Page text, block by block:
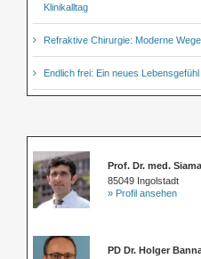
Klinikalltag
Refraktive Chirurgie: Moderne
Endlich frei: Ein neues
Prof. Dr. med.
85049 Ingolstadt
» Profil ansehen
PD Dr. Holger